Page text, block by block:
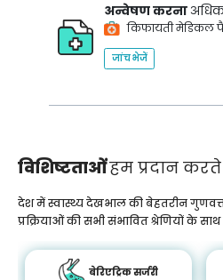
अन्वेषण करना
किफायती मेडिकल
जांच भेजें
विशिष्टताओंहम प्रदान
देश में स्वास्थ्य देखभाल की बेहतरीन
प्रक्रियाओं की सभी संभावित श्रेणियों के
बेरिएट्रिक सर्जरी